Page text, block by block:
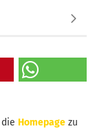
Homepage zu